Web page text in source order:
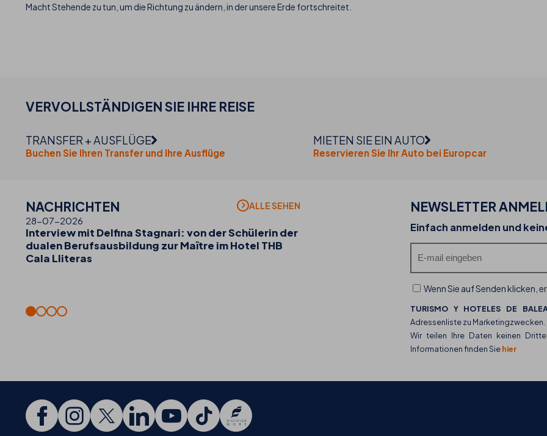
Macht Stehende zu tun, um die Richtung zu ändern, in der unsere Erde fortschreitet.
VERVOLLSTÄNDIGEN SIE IHRE REISE
TRANSFER + AUSFLÜGE
Buchen Sie Ihren Transfer und Ihre Ausflüge
MIETEN SIE EIN AUTO
Reservieren Sie Ihr Auto bei Europcar
NACHRICHTEN ALLE SEHEN
28-07-2026
Interview mit Delfina Stagnari: von der Schülerin der
dualen Berufsausbildung zur Maître im Hotel THB
Cala Lliteras
Entdecken Sie die Food Trucks von THB hotels
ihr kulinarisches Angebot
NEWSLETTER
Einfach anmelden und
Wenn Sie auf Senden klicken,
TURISMO Y HOTELES DE
Adressenliste zu Marketingzwecken.
Wir teilen Ihre Daten keinen
Informationen finden Siehier